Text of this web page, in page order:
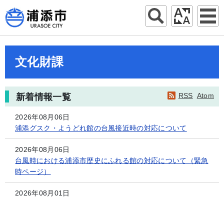
文化財課
RSS Atom
新着情報一覧
2026年08月06日
浦添グスク・ようどれ館の台風接近時の対応について
2026年08月06日
台風時における浦添市歴史にふれる館の対応について（緊急
時ページ）
2026年08月01日